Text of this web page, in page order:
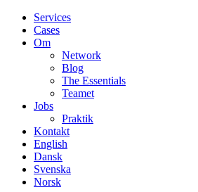
Services
Cases
Om
Network
Blog
The Essentials
Teamet
Jobs
Praktik
Kontakt
English
Dansk
Svenska
Norsk